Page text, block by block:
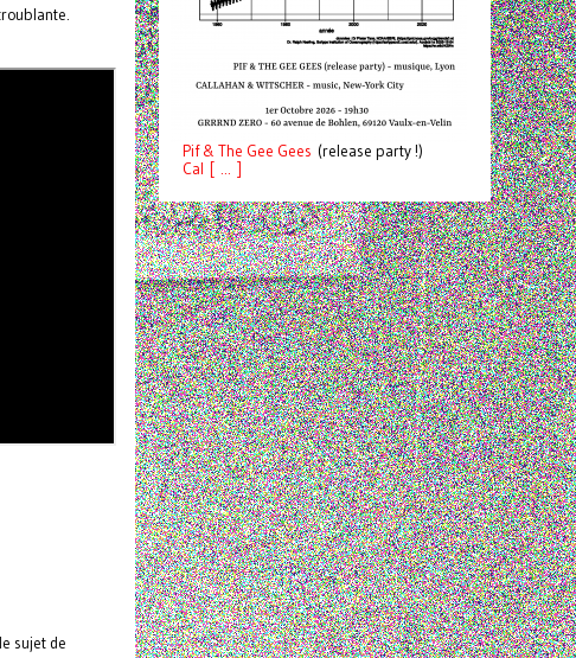
sujet de
Pif& The Gee Gees (release party !)
Cal [ ... ]